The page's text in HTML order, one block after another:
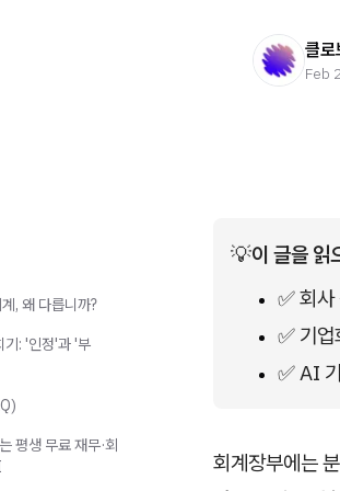
클로
Feb
💡이 글을 읽
✅ 회
✅ 기
✅ AI
회계장부에는
, 왜 다릅니까?
기: '인정'과 '부
평생 무료 재무·회